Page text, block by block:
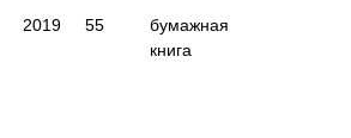
2019 55
бумажная
книга